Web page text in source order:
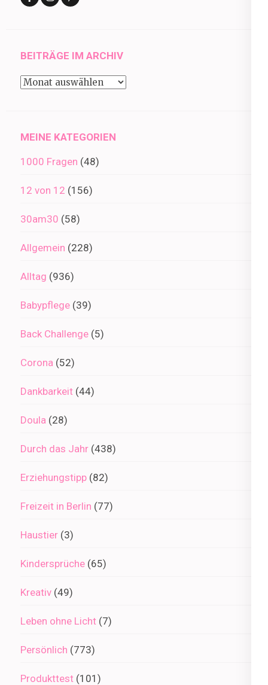
BEITRÄGE IM ARCHIV
Beiträge
MEINE KATEGORIEN
1000 Fragen (48)
12 von 12 (156)
30am30 (58)
Allgemein (228)
Alltag (936)
Babypflege (39)
Back Challenge (5)
Corona (52)
Dankbarkeit (44)
Doula (28)
Durch das Jahr (438)
Erziehungstipp (82)
Freizeit in Berlin (77)
Haustier (3)
Kindersprüche (65)
Kreativ (49)
Leben ohne Licht (7)
Persönlich (773)
Produkttest (101)